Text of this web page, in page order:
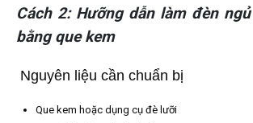
Cách 2: Hưỡng dẫn làm đèn
bằng que kem
Nguyên liệu cần chuẩn bị
Que kem hoặc dụng cụ đè lưỡi